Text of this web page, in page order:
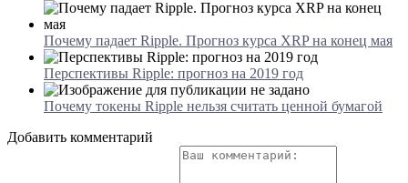
Почему падает Ripple. Прогноз курса XRP на конец мая
Перспективы Ripple: прогноз на 2019 год
Почему токены Ripple нельзя считать ценной бумагой
Добавить комментарий